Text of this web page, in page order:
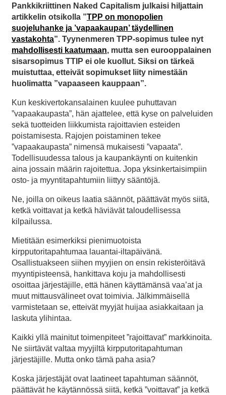
Pankkikriittinen Naked Capitalism julkaisi hiljattain
artikkelin otsikolla ”TPP on monopolien
suojeluhanke ja ’vapaakaupan’ täydellinen
vastakohta”. Tyynenmeren TPP-sopimus tulee nyt
mahdollisesti kaatumaan, mutta sen eurooppalainen
sisarsopimus TTIP ei ole kuollut. Siksi on tärkeä
muistuttaa, etteivät sopimukset liity nimestään
huolimatta ”vapaaseen kauppaan”.
Kun keskivertokansalainen kuulee puhuttavan
”vapaakaupasta”, hän ajattelee, että kyse on palveluiden
sekä tuotteiden liikkumista rajoittavien esteiden
poistamisesta. Rajojen poistaminen tekee
”vapaakaupasta” nimensä mukaisesti ”vapaata”.
Todellisuudessa talous ja kaupankäynti on kuitenkin
aina jossain määrin rajoitettua. Jopa yksinkertaisimpiin
osto- ja myyntitapahtumiin liittyy sääntöjä.
Ne, joilla on oikeus laatia säännöt, päättävät myös siitä,
ketkä voittavat ja ketkä häviävät taloudellisessa
kilpailussa.
Mietitään esimerkiksi pienimuotoista
kirpputoritapahtumaa lauantai-iltapäivänä.
Osallistuakseen siihen myyjien on ensin rekisteröitävä
myyntipisteensä, hankittava koju ja mahdollisesti
osoittaa järjestäjille, että hänen käyttämänsä vaa’at ja
muut mittausvälineet ovat toimivia. Jälkimmäisellä
varmistetaan se, etteivät myyjät huijaa asiakkaitaan ja
laskuta ylihintaa.
Kaikki yllä mainitut toimenpiteet ”rajoittavat” markkinoita.
Ne siirtävät valtaa myyjiltä kirpputoritapahtuman
järjestäjille. Mutta onko tämä paha asia?
Koska järjestäjät ovat laatineet tapahtuman säännöt,
päättävät he käytännössä siitä, ketkä ”voittavat” ja ketkä